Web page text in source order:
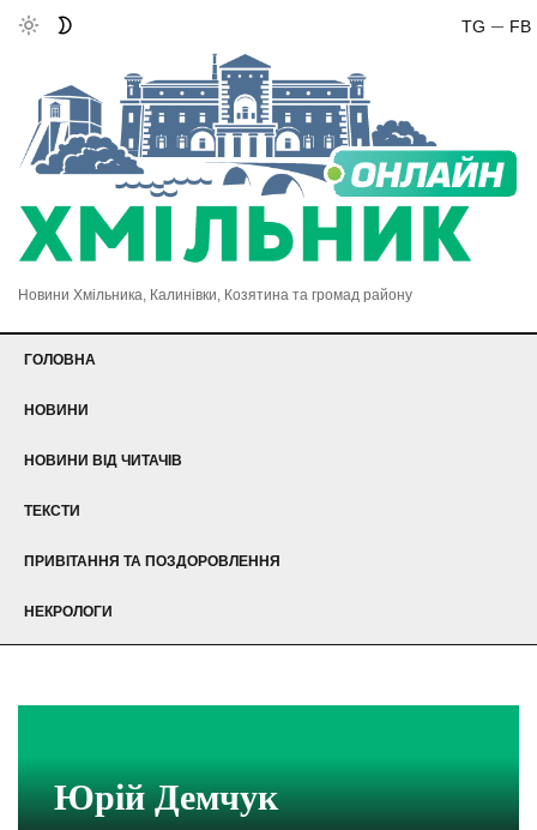
FB
TG
Новини Хмільника, Калинівки, Козятина та громад району
ГОЛОВНА
НОВИНИ
НОВИНИ ВІД ЧИТАЧІВ
ТЕКСТИ
ПРИВІТАННЯ ТА ПОЗДОРОВЛЕННЯ
НЕКРОЛОГИ
Юрій Демчук